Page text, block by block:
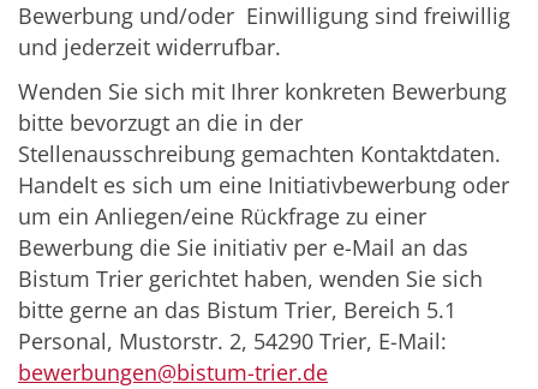
Bewerbung und/oder Einwilligung sind freiwillig
und jederzeit widerrufbar.
Wenden Sie sich mit Ihrer konkreten Bewerbung
bitte bevorzugt an die in der
Stellenausschreibung gemachten Kontaktdaten.
Handelt es sich um eine Initiativbewerbung oder
um ein Anliegen/eine Rückfrage zu einer
Bewerbung die Sie initiativ per e-Mail an das
Bistum Trier gerichtet haben, wenden Sie sich
bitte gerne an das Bistum Trier, Bereich 5.1
Personal, Mustorstr. 2, 54290 Trier, E-Mail:
bewerbungen@bistum-trier.de